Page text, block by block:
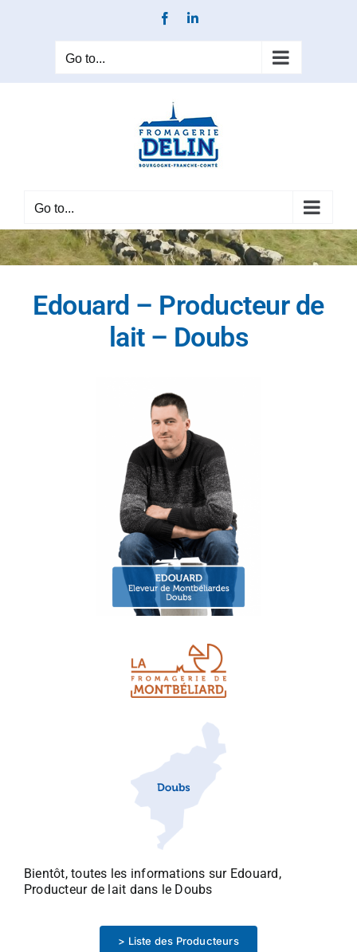
FacebookLinkedIn
Go to...
Go to...
Edouard – Producteur de
lait – Doubs
Bientôt, toutes les informations sur Edouard,
Producteur de lait dans le Doubs
> Liste des Producteurs